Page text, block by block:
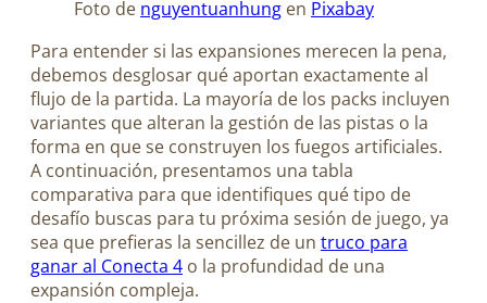
Foto de nguyentuanhung en Pixabay
Para entender si las expansiones merecen la pena,
debemos desglosar qué aportan exactamente al
flujo de la partida. La mayoría de los packs incluyen
variantes que alteran la gestión de las pistas o la
forma en que se construyen los fuegos artificiales.
A continuación, presentamos una tabla
comparativa para que identifiques qué tipo de
desafío buscas para tu próxima sesión de juego, ya
sea que prefieras la sencillez de un truco para
ganar al Conecta 4 o la profundidad de una
expansión compleja.